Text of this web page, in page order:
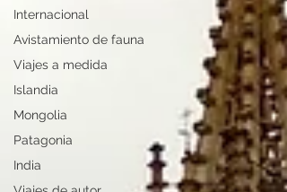
Internacional
Avistamiento de fauna
Viajes a medida
Islandia
Mongolia
Patagonia
India